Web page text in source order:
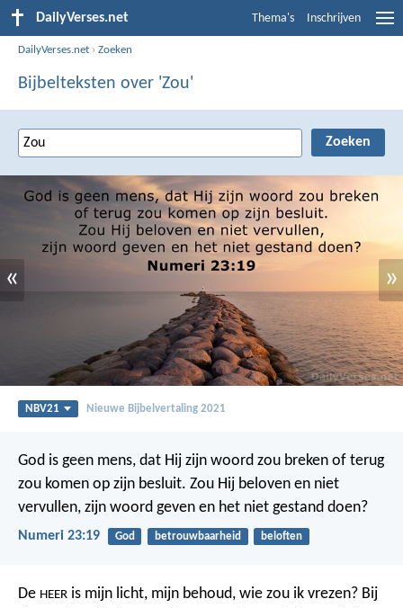
DailyVerses.net Thema's Inschrijven
DailyVerses.net ›Zoeken
Bijbelteksten over 'Zou'
« »
NBV21 Nieuwe Bijbelvertaling 2021
God is geen mens, dat Hij zijn woord zou breken of terug
zou komen op zijn besluit. Zou Hij beloven en niet
vervullen, zijn woord geven en het niet gestand doen?
Numeri 23:19 God betrouwbaarheid beloften
De HEER is mijn licht, mijn behoud, wie zou ik vrezen? Bij